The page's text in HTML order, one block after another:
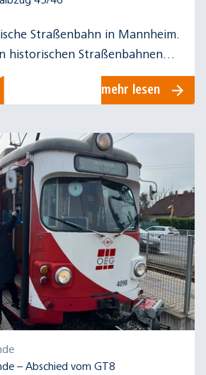
Straßenbahn in Mannheim.
historischen Straßenbahnen
Verkehr GmbH (rnv)
mehr lesen
– Abschied vom GT8